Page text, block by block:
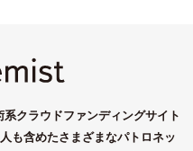
クラウドファンディングサイト
も含めたさまざまなパトロネッ